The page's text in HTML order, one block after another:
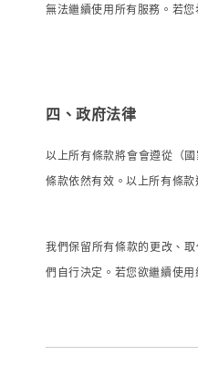
無法繼續使用所有服務。若
四、政府法律
以上所有條款將會會遵從（
條款依然有效。以上所有條
我們保留所有條款的更改、
們自行決定。若您欲繼續使